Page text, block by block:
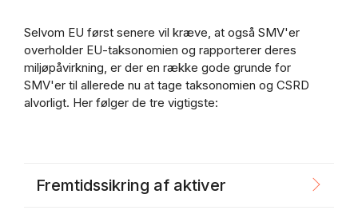
Selvom EU først senere vil kræve, at også SMV'er
overholder EU-taksonomien og rapporterer deres
miljøpåvirkning, er der en række gode grunde for
SMV'er til allerede nu at tage taksonomien og CSRD
alvorligt. Her følger de tre vigtigste:
Fremtidssikring af aktiver